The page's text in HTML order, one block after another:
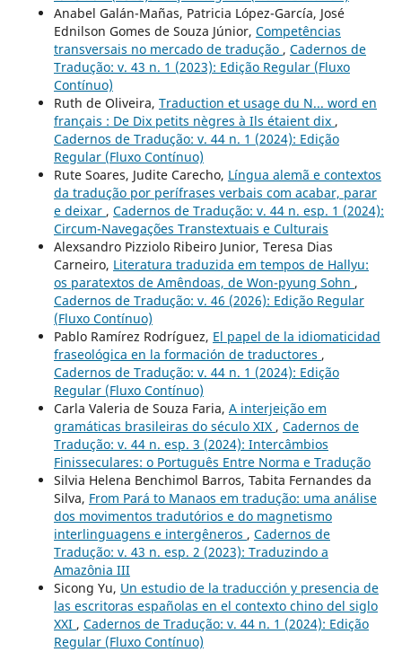
Anabel Galán-Mañas, Patricia López-García, José
Ednilson Gomes de Souza Júnior, Competências
transversais no mercado de tradução , Cadernos de
Tradução: v. 43 n. 1 (2023): Edição Regular (Fluxo
Contínuo)
Ruth de Oliveira, Traduction et usage du N... word en
français : De Dix petits nègres à Ils étaient dix ,
Cadernos de Tradução: v. 44 n. 1 (2024): Edição
Regular (Fluxo Contínuo)
Rute Soares, Judite Carecho, Língua alemã e contextos
da tradução por perífrases verbais com acabar, parar
e deixar , Cadernos de Tradução: v. 44 n. esp. 1 (2024):
Circum-Navegações Transtextuais e Culturais
Alexsandro Pizziolo Ribeiro Junior, Teresa Dias
Carneiro, Literatura traduzida em tempos de Hallyu:
os paratextos de Amêndoas, de Won-pyung Sohn ,
Cadernos de Tradução: v. 46 (2026): Edição Regular
(Fluxo Contínuo)
Pablo Ramírez Rodríguez, El papel de la idiomaticidad
fraseológica en la formación de traductores ,
Cadernos de Tradução: v. 44 n. 1 (2024): Edição
Regular (Fluxo Contínuo)
Carla Valeria de Souza Faria, A interjeição em
gramáticas brasileiras do século XIX , Cadernos de
Tradução: v. 44 n. esp. 3 (2024): Intercâmbios
Finisseculares: o Português Entre Norma e Tradução
Silvia Helena Benchimol Barros, Tabita Fernandes da
Silva, From Pará to Manaos em tradução: uma análise
dos movimentos tradutórios e do magnetismo
interlinguagens e intergêneros , Cadernos de
Tradução: v. 43 n. esp. 2 (2023): Traduzindo a
Amazônia III
Sicong Yu, Un estudio de la traducción y presencia de
las escritoras españolas en el contexto chino del siglo
XXI , Cadernos de Tradução: v. 44 n. 1 (2024): Edição
Regular (Fluxo Contínuo)